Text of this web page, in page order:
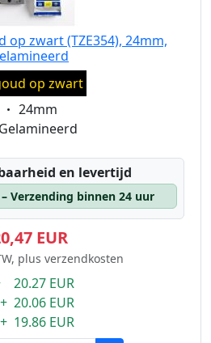
zwart (TZE354), 24mm,
op zwart
Eigenschaft:
24mm
Gelamineerd
en levertijd
Verzending binnen 24 uur
EUR
plus verzendkosten
20.27 EUR
20.06 EUR
19.86 EUR